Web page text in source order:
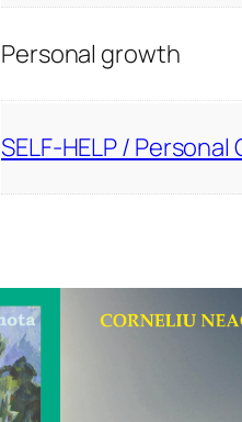
Personal growth
SELF-HELP /